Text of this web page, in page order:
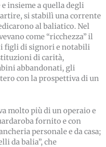
insieme a quella degli
si stabilì una corrente
al baliatico. Nel
come “ricchezza” il
i figli di signori e notabili
di carità,
abbandonati, gli
con la prospettiva di un
molto più di un operaio e
fornito e con
personale e da casa;
da balia”, che